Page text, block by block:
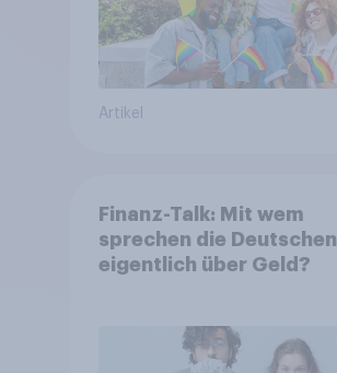
Artikel
Finanz-Talk: Mit wem
sprechen die Deutschen
eigentlich über Geld?